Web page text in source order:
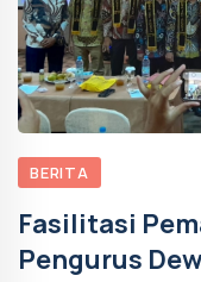
BERITA
Fasilitasi
Pengurus